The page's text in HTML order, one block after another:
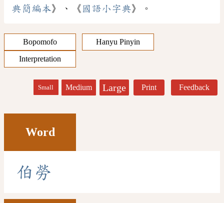
典簡編本》、《 國語小字典》。
Bopomofo
Hanyu Pinyin
Interpretation
Small Medium Large Print Feedback
Word
伯 勞